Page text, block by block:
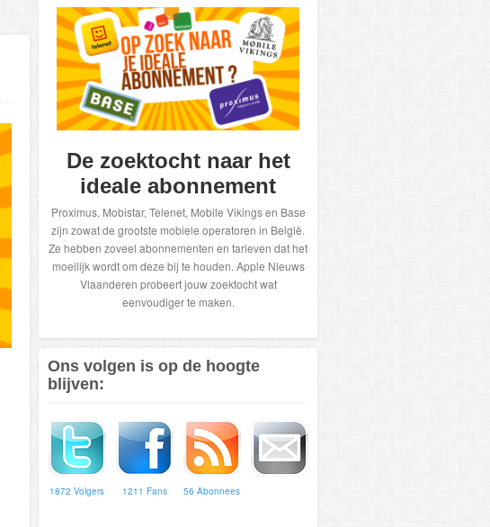
De zoektocht naar het
ideale abonnement
Proximus, Mobistar, Telenet, Mobile Vikings en Base
zijn zowat de grootste mobiele operatoren in België.
Ze hebben zoveel abonnementen en tarieven dat het
moeilijk wordt om deze bij te houden. Apple Nieuws
Vlaanderen probeert jouw zoektocht wat
eenvoudiger te maken.
Ons volgen is op de hoogte
blijven:
1872 Volgers 1211 Fans 56 Abonnees